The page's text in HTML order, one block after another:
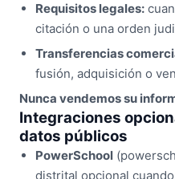
Requisitos legales:
citación o una orden
Transferencias
fusión, adquisición o
Nunca vendemos su
Integraciones
datos públicos
PowerSchool
distrital opcional